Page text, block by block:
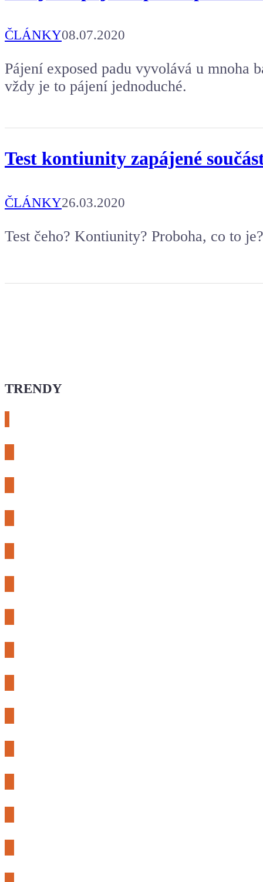
ČLÁNKY08.07.2020
Pájení exposed padu vyvolává u mnoha
vždy je to pájení jednoduché.
Test kontiunity zapájené
ČLÁNKY26.03.2020
Test čeho? Kontiunity? Proboha, co to
TRENDY